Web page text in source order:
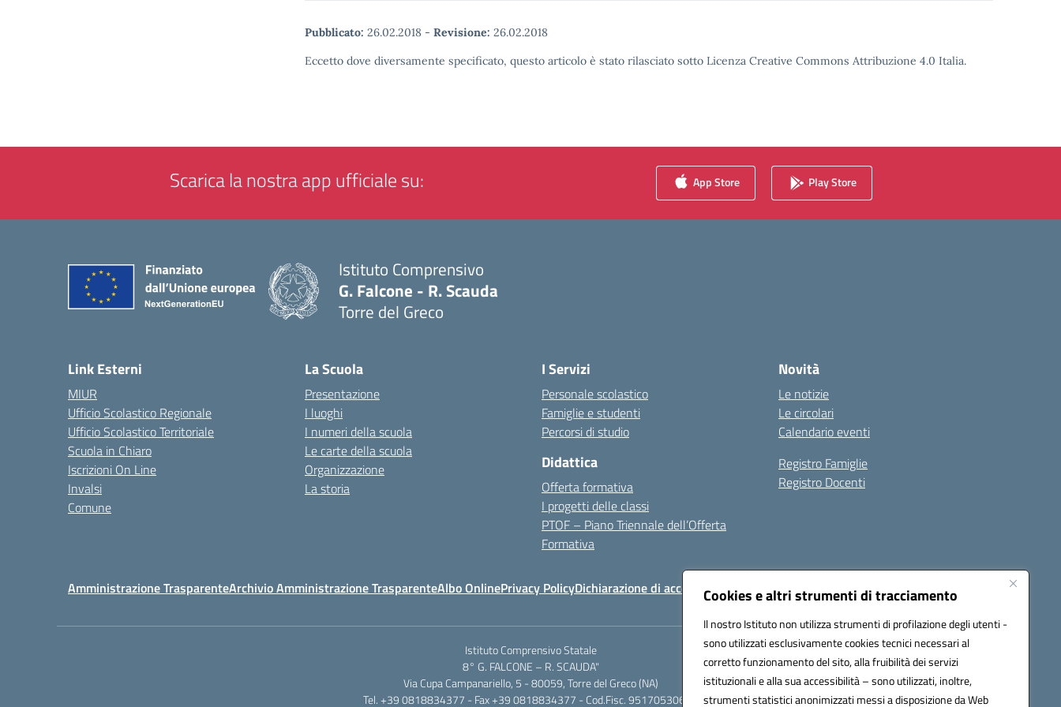
Cookies e altri strumenti di tracciamento
Il nostro Istituto non utilizza strumenti di profilazione degli utenti -
sono utilizzati esclusivamente cookies tecnici necessari al
corretto funzionamento del sito, alla fruibilità dei servizi
istituzionali e alla sua accessibilità – sono utilizzati, inoltre,
strumenti statistici anonimizzati messi a disposizione da Web
Pubblicato: 26.02.2018 - Revisione: 26.02.2018
Eccetto dove diversamente specificato, questo articolo è stato rilasciato sotto Licenza Creative Commons Attribuzione 4.0 Italia.
Scarica la nostra app ufficiale su: App Store Play Store
Istituto Comprensivo
G. Falcone - R. Scauda
Torre del Greco
Link Esterni
MIUR
Ufficio Scolastico Regionale
Ufficio Scolastico Territoriale
Scuola in Chiaro
Iscrizioni On Line
Invalsi
Comune
La Scuola
Presentazione
I luoghi
I numeri della scuola
Le carte della scuola
Organizzazione
La storia
I Servizi
Personale scolastico
Famiglie e studenti
Percorsi di studio
Didattica
Offerta formativa
I progetti delle classi
PTOF – Piano Triennale dell’Offerta
Formativa
Novità
Le notizie
Le circolari
Calendario eventi
Registro Famiglie
Registro Docenti
Amministrazione TrasparenteArchivio Amministrazione TrasparenteAlbo OnlinePrivacy PolicyDichiarazione di accessibilità Note legali
Istituto Comprensivo Statale
8° G. FALCONE – R. SCAUDA"
Via Cupa Campanariello, 5 - 80059, Torre del Greco (NA)
Tel. +39 0818834377 - Fax +39 0818834377 - Cod.Fisc. 95170530638